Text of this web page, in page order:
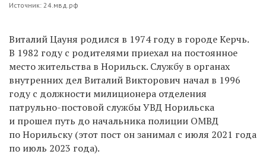
Источник: 24.мвд.рф
Виталий Цауня родился в 1974 году в городе Керчь.
В 1982 году с родителями приехал на постоянное
место жительства в Норильск. Службу в органах
внутренних дел Виталий Викторович начал в 1996
году с должности милиционера отделения
патрульно-постовой службы УВД Норильска
и прошел путь до начальника полиции ОМВД
по Норильску (этот пост он занимал с июля 2021 года
по июль 2023 года).